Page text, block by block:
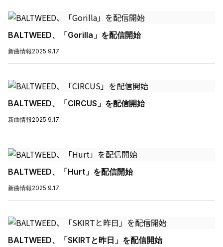
BALTWEED、「Gorilla」を配信開始
新曲情報2025.9.17
BALTWEED、「CIRCUS」を配信開始
新曲情報2025.9.17
BALTWEED、「Hurt」を配信開始
新曲情報2025.9.17
BALTWEED、「SKIRTと昨日」を配信開始